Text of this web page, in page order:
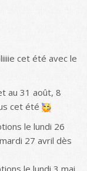
cet été avec le
au 31 août, 8
cet été
le lundi 26
27 avril dès